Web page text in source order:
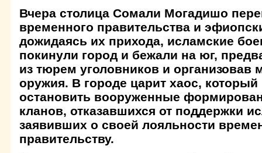
Вчера столица Сомали Могадишо
временного правительства и
дожидаясь их прихода, исламские
покинули город и бежали на юг,
из тюрем уголовников и организовав
оружия. В городе царит хаос,
остановить вооруженные
кланов, отказавшихся от поддержки
заявивших о своей лояльности
правительству.